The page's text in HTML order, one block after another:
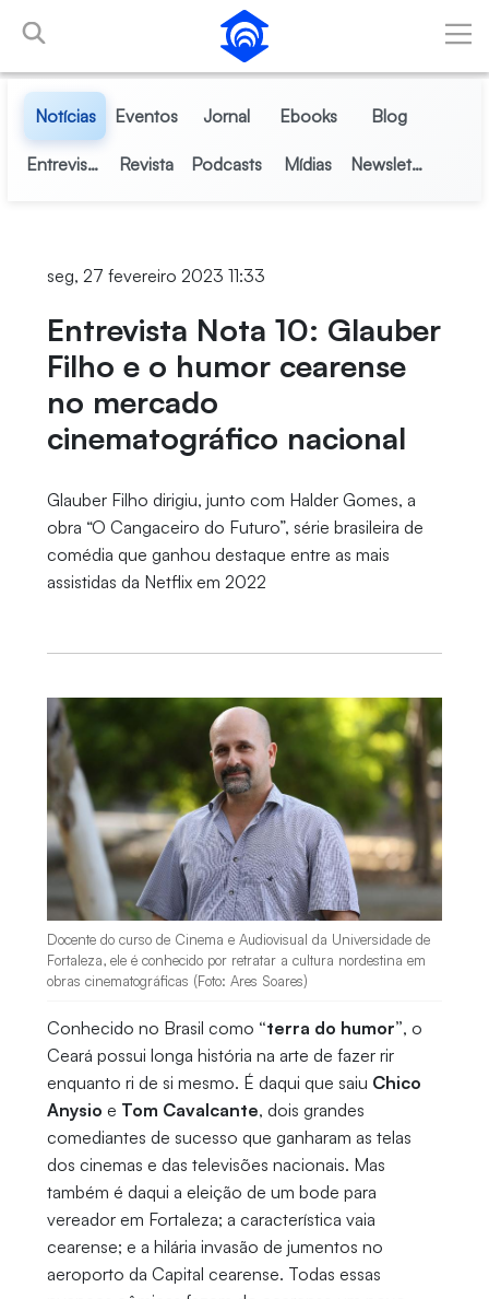
Pular para o Conteúdo principal
Notícias Eventos Jornal Ebooks Blog
Entrevistas Revista Podcasts Mídias Newsletter
seg, 27 fevereiro 2023 11:33
Entrevista Nota 10: Glauber
Filho e o humor cearense
no mercado
cinematográfico nacional
Glauber Filho dirigiu, junto com Halder Gomes, a
obra “O Cangaceiro do Futuro”, série brasileira de
comédia que ganhou destaque entre as mais
assistidas da Netflix em 2022
Docente do curso de Cinema e Audiovisual da Universidade de
Fortaleza, ele é conhecido por retratar a cultura nordestina em
obras cinematográficas (Foto: Ares Soares)
Conhecido no Brasil como “terra do humor”, o
Ceará possui longa história na arte de fazer rir
enquanto ri de si mesmo. É daqui que saiu Chico
Anysio e Tom Cavalcante, dois grandes
comediantes de sucesso que ganharam as telas
dos cinemas e das televisões nacionais. Mas
também é daqui a eleição de um bode para
vereador em Fortaleza; a característica vaia
cearense; e a hilária invasão de jumentos no
aeroporto da Capital cearense. Todas essas